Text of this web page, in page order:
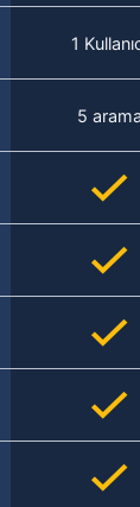
1
5 arama